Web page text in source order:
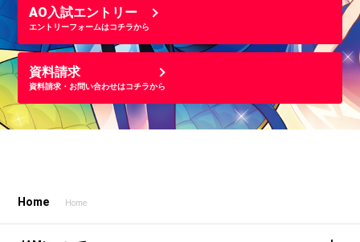
AO入試エントリー
エントリーフォームはコチラから
資料請求
資料請求・お問い合わせはコチラから
Home Home